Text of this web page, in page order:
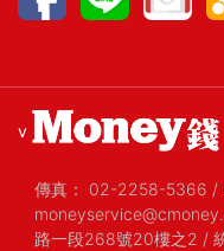
v
傳真： 02-2258-5366 /
路一段268號20樓之2 /